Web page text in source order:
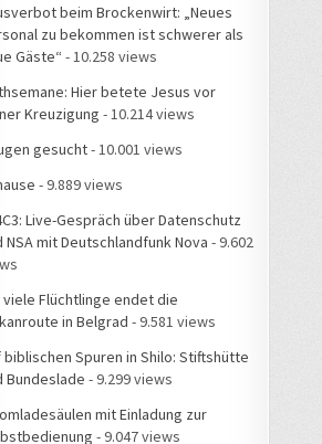
beim Brockenwirt: „Neues
zu bekommen ist schwerer als
Gäste“ - 10.258 views
Hier betete Jesus vor
Kreuzigung - 10.214 views
gesucht- 10.001 views
- 9.889 views
Live-Gespräch über Datenschutz
NSA mit Deutschlandfunk Nova - 9.602
viele Flüchtlinge endet die
in Belgrad - 9.581 views
biblischen Spuren in Shilo: Stiftshütte
Bundeslade - 9.299 views
mit Einladung zur
- 9.047 views